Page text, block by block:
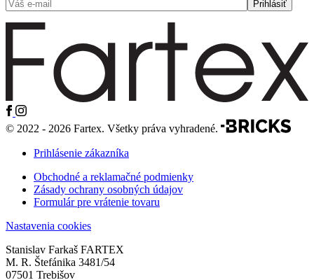
© 2022 - 2026 Fartex. Všetky práva vyhradené.
Prihlásenie zákazníka
Obchodné a reklamačné podmienky
Zásady ochrany osobných údajov
Formulár pre vrátenie tovaru
Nastavenia cookies
Stanislav Farkaš FARTEX
M. R. Štefánika 3481/54
07501 Trebišov